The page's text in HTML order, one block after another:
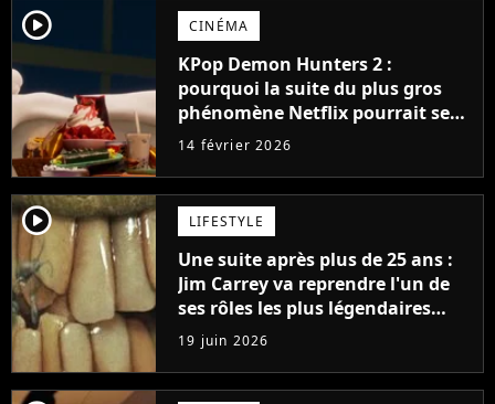
player2 CINÉMA
KPop Demon Hunters 2 :
pourquoi la suite du plus gros
phénomène Netflix pourrait se
faire attendre encore plus
14 février 2026
player2 LIFESTYLE
Une suite après plus de 25 ans :
Jim Carrey va reprendre l'un de
ses rôles les plus légendaires
(alors qu'il l'avait détesté)
19 juin 2026